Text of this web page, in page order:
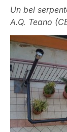
Un bel
A.Q. Teano